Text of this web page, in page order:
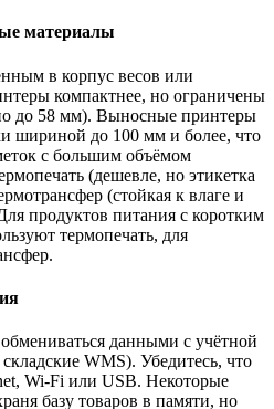
материалы
в корпус весов или
компактнее, но ограничены
до 58 мм). Выносные принтеры
шириной до 100 мм и более, что
с большим объёмом
(дешевле, но этикетка
(стойкая к влаге и
продуктов питания с коротким
термопечать, для
данными с учётной
WMS). Убедитесь, что
Wi-Fi или USB. Некоторые
базу товаров в памяти, но